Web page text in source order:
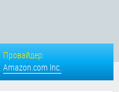
Провайдер:
Amazon.com Inc.